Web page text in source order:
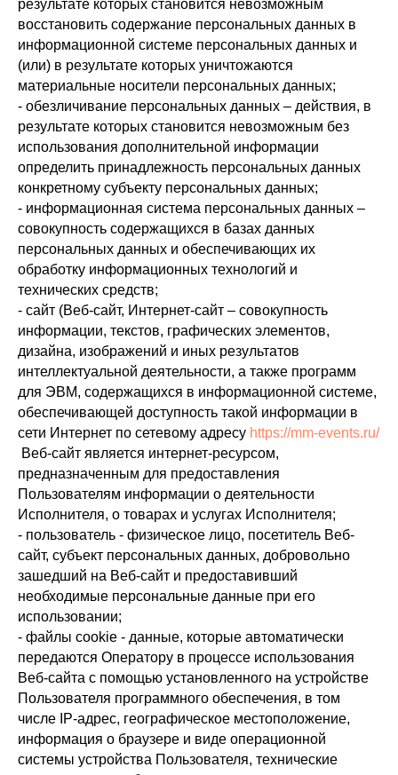
результате которых становится невозможным
восстановить содержание персональных данных в
информационной системе персональных данных и
(или) в результате которых уничтожаются
материальные носители персональных данных;
- обезличивание персональных данных – действия, в
результате которых становится невозможным без
использования дополнительной информации
определить принадлежность персональных данных
конкретному субъекту персональных данных;
- информационная система персональных данных –
совокупность содержащихся в базах данных
персональных данных и обеспечивающих их
обработку информационных технологий и
технических средств;
- сайт (Веб-сайт, Интернет-сайт – совокупность
информации, текстов, графических элементов,
дизайна, изображений и иных результатов
интеллектуальной деятельности, а также программ
для ЭВМ, содержащихся в информационной системе,
обеспечивающей доступность такой информации в
сети Интернет по сетевому адресу https://mm-events.ru/
Веб-сайт является интернет-ресурсом,
предназначенным для предоставления
Пользователям информации о деятельности
Исполнителя, о товарах и услугах Исполнителя;
- пользователь - физическое лицо, посетитель Веб-
сайт, субъект персональных данных, добровольно
зашедший на Веб-сайт и предоставивший
необходимые персональные данные при его
использовании;
- файлы cookie - данные, которые автоматически
передаются Оператору в процессе использования
Веб-сайта с помощью установленного на устройстве
Пользователя программного обеспечения, в том
числе IP-адрес, географическое местоположение,
информация о браузере и виде операционной
системы устройства Пользователя, технические